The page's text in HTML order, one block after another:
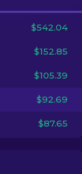
FI
$542.04
$152.85
$105.39
$92.69
$87.65